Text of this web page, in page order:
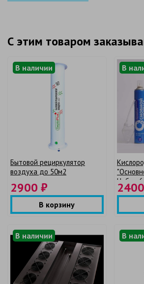
С этим товаром
В наличии
Бытовой рециркулятор
воздуха до 50м2
2900 ₽
В корзину
В
Набор 6
В наличии В